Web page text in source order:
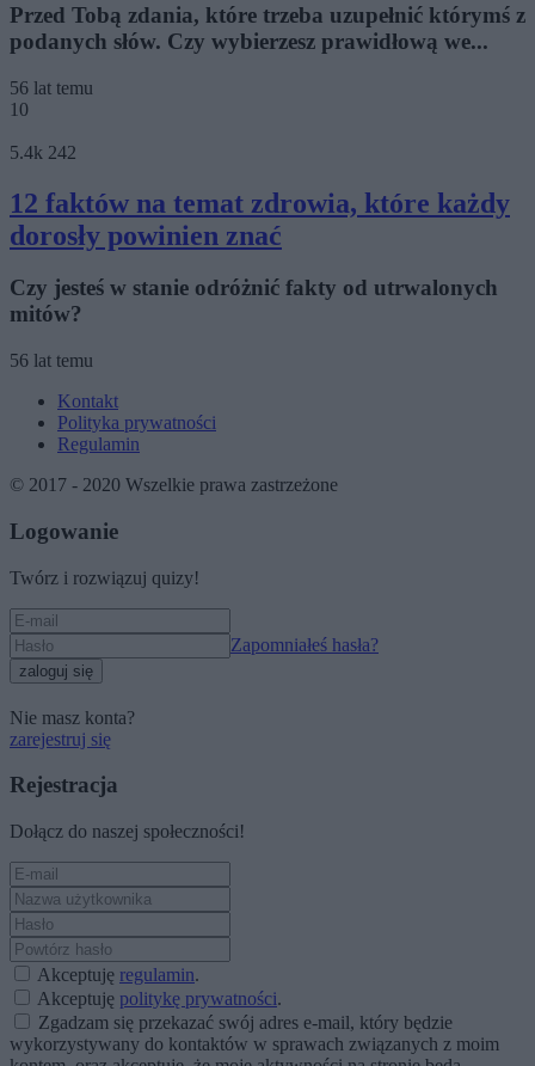
Przed Tobą zdania, które trzeba uzupełnić którymś z
podanych słów. Czy wybierzesz prawidłową we...
56 lat temu
10
5.4k 242
12 faktów na temat zdrowia, które każdy
dorosły powinien znać
Czy jesteś w stanie odróżnić fakty od utrwalonych
mitów?
56 lat temu
Kontakt
Polityka prywatności
Regulamin
© 2017 - 2020 Wszelkie prawa zastrzeżone
Logowanie
Twórz i rozwiązuj quizy!
Zapomniałeś hasła?
zaloguj się
Nie masz konta?
zarejestruj się
Rejestracja
Dołącz do naszej społeczności!
Akceptuję regulamin.
Akceptuję politykę prywatności.
Zgadzam się przekazać swój adres e-mail, który będzie
wykorzystywany do kontaktów w sprawach związanych z moim